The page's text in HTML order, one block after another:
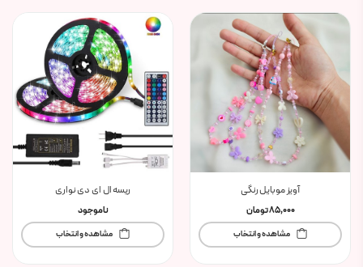
آویز موبایل رنگی
85,000تومان
مشاهده و انتخاب
ریسه ال ای دی نواری
ناموجود
مشاهده و انتخاب